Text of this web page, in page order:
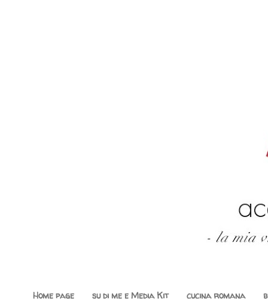
Home page su di me e Media Kit cucina romana